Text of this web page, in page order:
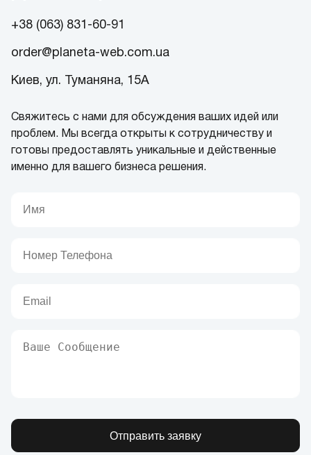
+38 (063) 831-60-91
order@planeta-web.com.ua
Киев, ул. Туманяна, 15А
Свяжитесь с нами для обсуждения ваших идей или
проблем. Мы всегда открыты к сотрудничеству и
готовы предоставлять уникальные и действенные
именно для вашего бизнеса решения.
Отправить заявку